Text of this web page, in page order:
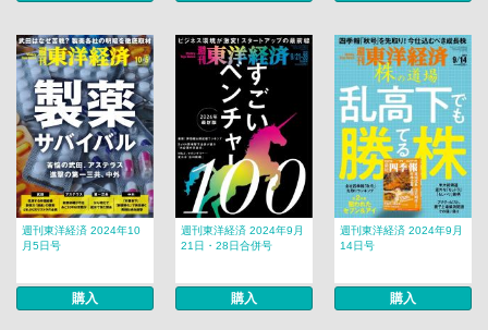
週刊東洋経済 2024年10
月5日号
購入
週刊東洋経済 2024年9月
21日・28日合併号
購入
週刊東洋経済 2024年9月
14日号
購入